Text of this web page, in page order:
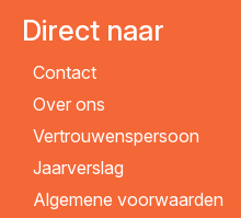
Direct naar
Contact
Over ons
Vertrouwenspersoon
Jaarverslag
Algemene voorwaarden